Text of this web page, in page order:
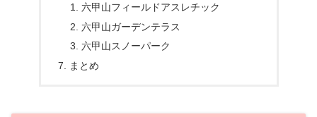
六甲山フィールドアスレチック
六甲山ガーデンテラス
六甲山スノーパーク
まとめ